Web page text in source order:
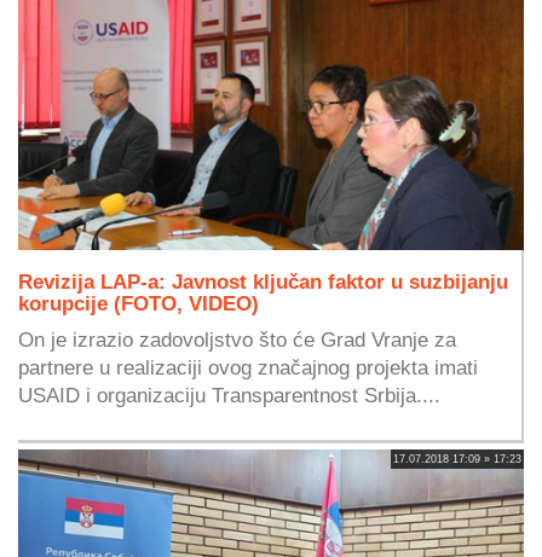
Revizija LAP-a: Javnost ključan faktor u suzbijanju
korupcije (FOTO, VIDEO)
On je izrazio zadovoljstvo što će Grad Vranje za
partnere u realizaciji ovog značajnog projekta imati
USAID i organizaciju Transparentnost Srbija....
17.07.2018 17:09 » 17:23